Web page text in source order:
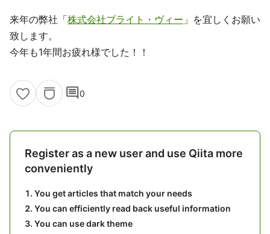
来年の弊社「株式会社ブライト・ヴィー 」を宜しくお願い
致します。
今年も1年間お疲れ様でした！！
comment0
Register as a new user and use Qiita more
conveniently
You get articles that match your needs
You can efficiently read back useful information
You can use dark theme